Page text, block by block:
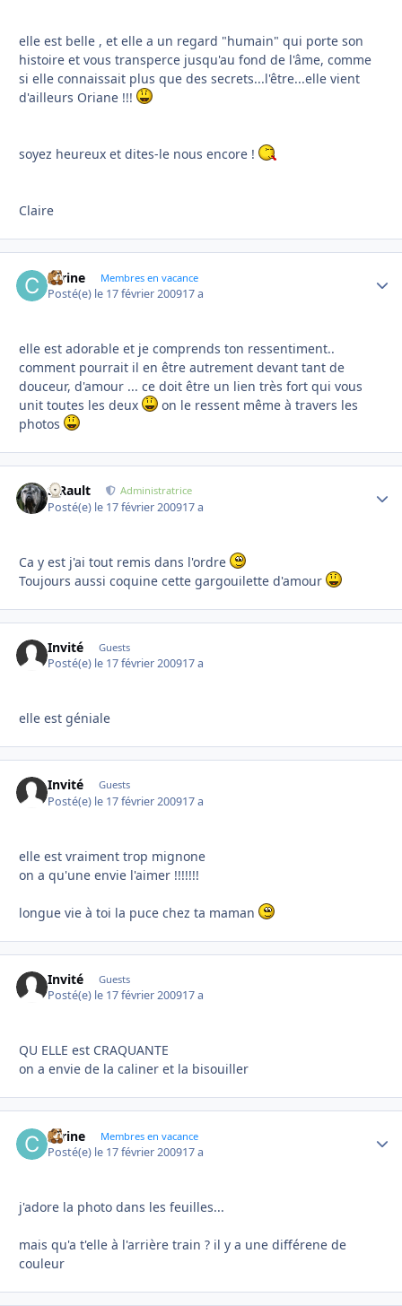
elle est belle , et elle a un regard "humain" qui porte son
histoire et vous transperce jusqu'au fond de l'âme, comme
si elle connaissait plus que des secrets...l'être...elle vient
d'ailleurs Oriane !!!
soyez heureux et dites-le nous encore !
Claire
carine Membres en vacance
Posté(e) le 17 février 200917 a
elle est adorable et je comprends ton ressentiment..
comment pourrait il en être autrement devant tant de
douceur, d'amour ... ce doit être un lien très fort qui vous
unit toutes les deux
on le ressent même à travers les
photos
S.Rault Administratrice
Posté(e) le 17 février 200917 a
Ca y est j'ai tout remis dans l'ordre
Toujours aussi coquine cette gargouilette d'amour
Invité Guests
Posté(e) le 17 février 200917 a
elle est géniale
Invité Guests
Posté(e) le 17 février 200917 a
elle est vraiment trop mignone
on a qu'une envie l'aimer !!!!!!!
longue vie à toi la puce chez ta maman
Invité Guests
Posté(e) le 17 février 200917 a
QU ELLE est CRAQUANTE
on a envie de la caliner et la bisouiller
carine Membres en vacance
Posté(e) le 17 février 200917 a
j'adore la photo dans les feuilles...
mais qu'a t'elle à l'arrière train ? il y a une différene de
couleur